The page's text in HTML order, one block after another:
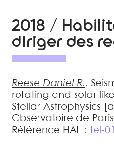
2018 /
diriger des
Reese Daniel R..
rotating and solar-
Stellar Astrophysics
Observatoire de
Référence HAL : tel-